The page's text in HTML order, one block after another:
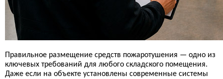
Правильное размещение средств пожаротушения — одно из
ключевых требований для любого складского помещения.
Даже если на объекте установлены современные системы